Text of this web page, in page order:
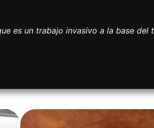
es un trabajo invasivo a la base